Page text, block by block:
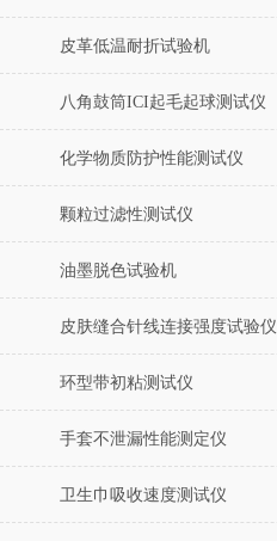
皮革低温耐折试验机
八角鼓筒ICI起毛起球测试仪
化学物质防护性能测试仪
颗粒过滤性测试仪
油墨脱色试验机
皮肤缝合针线连接强度试验仪
环型带初粘测试仪
手套不泄漏性能测定仪
卫生巾吸收速度测试仪